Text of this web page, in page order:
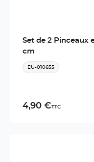
Set de 2 Pinceaux
cm
EU-010655
4,90 €TTC